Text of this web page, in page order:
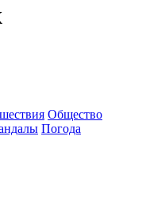
Общество
Погода